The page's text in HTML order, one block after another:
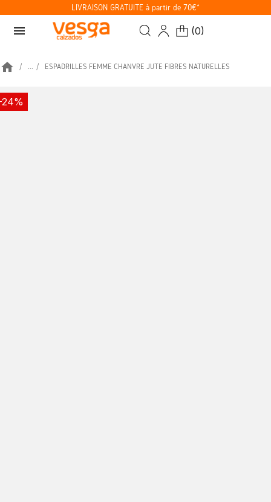
LIVRAISON GRATUITE à partir de 70€*
menu (0)
home ... ESPADRILLES FEMME CHANVRE JUTE FIBRES NATURELLES